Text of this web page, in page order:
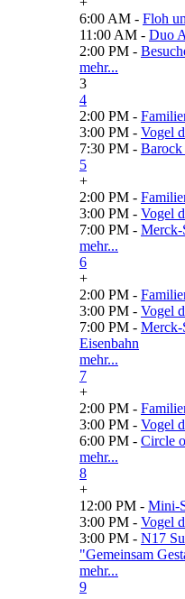
6:00 AM - Floh
11:00 AM - Duo
2:00 PM -
mehr...
3
4
2:00 PM -
3:00 PM - Vogel
7:30 PM -
5
+
2:00 PM -
3:00 PM - Vogel
7:00 PM - Merck-
mehr...
6
+
2:00 PM -
3:00 PM - Vogel
7:00 PM - Merck-
Eisenbahn
mehr...
7
+
2:00 PM -
3:00 PM - Vogel
6:00 PM - Circle
mehr...
8
+
12:00 PM - Mini-
3:00 PM - Vogel
3:00 PM - N17
"Gemeinsam
mehr...
9